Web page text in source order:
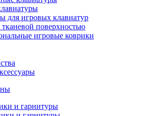
для игровых клавиатур
поверхностью
игровые коврики
и гарнитуры